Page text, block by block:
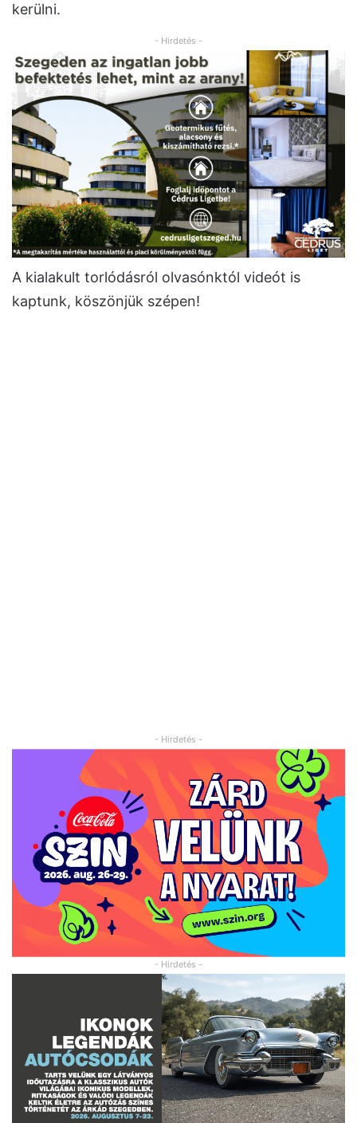
kerülni.
- Hirdetés -
A kialakult torlódásról olvasónktól videót is
kaptunk, köszönjük szépen!
- Hirdetés -
- Hirdetés -